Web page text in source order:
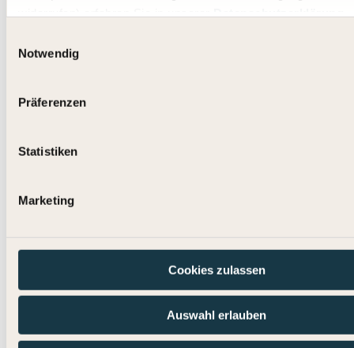
Notwendig
Präferenzen
Statistiken
Marketing
Cookies zulassen
Auswahl erlauben